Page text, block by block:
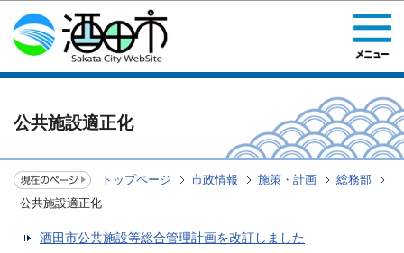
このページの本文へ移動
公共施設適正化
トップページ 市政情報 施策・計画
総務部
公共施設適正化
酒田市公共施設等総合管理計画を改訂しました